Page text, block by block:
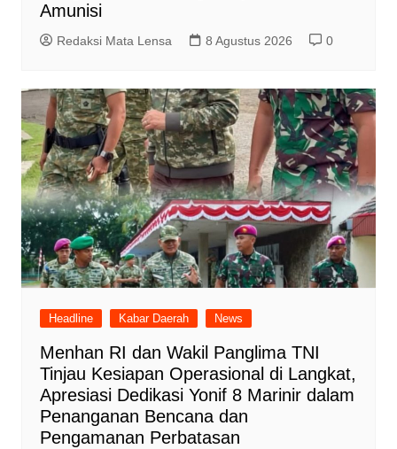
Amunisi
Redaksi Mata Lensa 8 Agustus 2026 0
Headline Kabar Daerah News
Menhan RI dan Wakil Panglima TNI
Tinjau Kesiapan Operasional di Langkat,
Apresiasi Dedikasi Yonif 8 Marinir dalam
Penanganan Bencana dan
Pengamanan Perbatasan